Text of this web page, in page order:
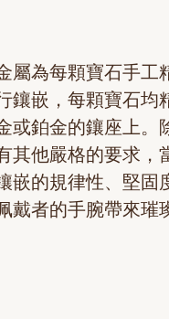
屬為每顆寶石手工
鑲嵌，每顆寶石均
或鉑金的鑲座上。
其他嚴格的要求，
嵌的規律性、堅固
戴者的手腕帶來璀